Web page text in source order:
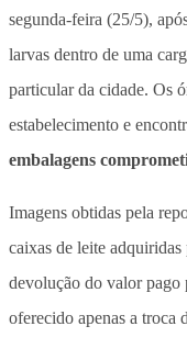
segunda-feira (25/5),
larvas dentro de uma
particular da cidade. Os
estabelecimento e
embalagens
Imagens obtidas pela
caixas de leite adquiridas
devolução do valor pago
oferecido apenas a troca